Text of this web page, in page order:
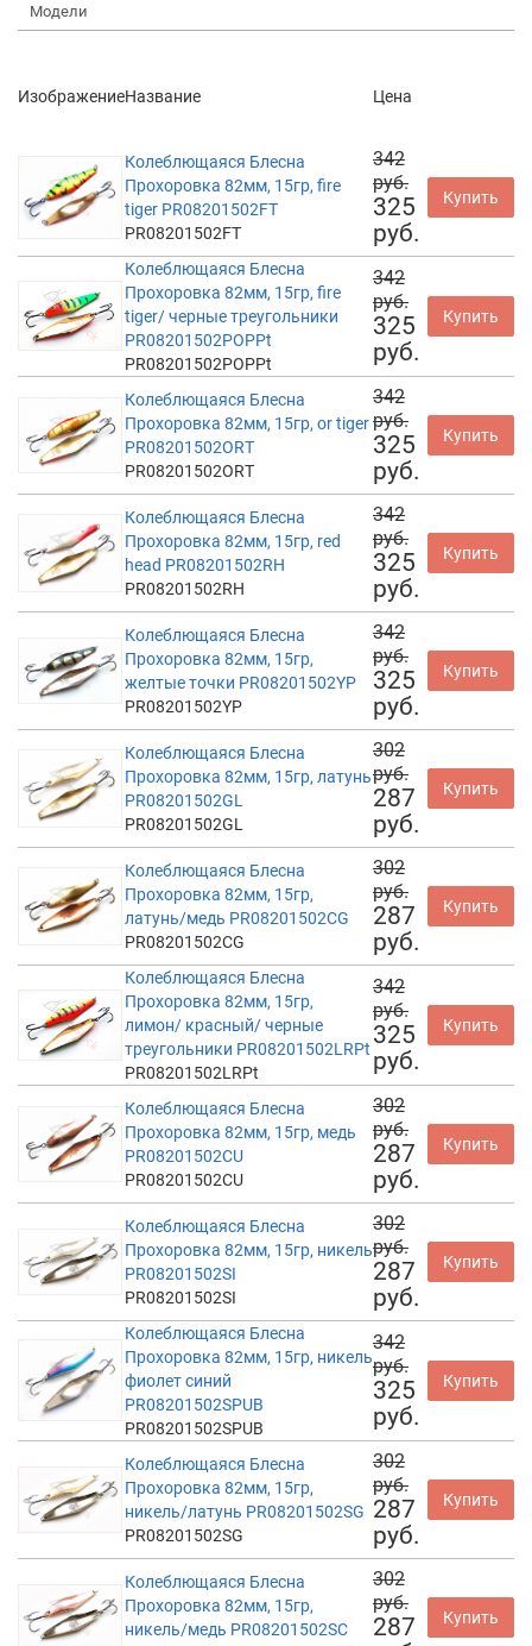
Модели
ИзображениеНазвание Цена
Колеблющаяся Блесна
Прохоровка 82мм, 15гр, fire
tiger PR08201502FT
PR08201502FT
342
руб.
325
руб.
Купить
Колеблющаяся Блесна
Прохоровка 82мм, 15гр, fire
tiger/ черные треугольники
PR08201502POPPt
PR08201502POPPt
342
руб.
325
руб.
Купить
Колеблющаяся Блесна
Прохоровка 82мм, 15гр, or tiger
PR08201502ORT
PR08201502ORT
342
руб.
325
руб.
Купить
Колеблющаяся Блесна
Прохоровка 82мм, 15гр, red
head PR08201502RH
PR08201502RH
342
руб.
325
руб.
Купить
Колеблющаяся Блесна
Прохоровка 82мм, 15гр,
желтые точки PR08201502YP
PR08201502YP
342
руб.
325
руб.
Купить
Колеблющаяся Блесна
Прохоровка 82мм, 15гр, латунь
PR08201502GL
PR08201502GL
302
руб.
287
руб.
Купить
Колеблющаяся Блесна
Прохоровка 82мм, 15гр,
латунь/медь PR08201502CG
PR08201502CG
302
руб.
287
руб.
Купить
Колеблющаяся Блесна
Прохоровка 82мм, 15гр,
лимон/ красный/ черные
треугольники PR08201502LRPt
PR08201502LRPt
342
руб.
325
руб.
Купить
Колеблющаяся Блесна
Прохоровка 82мм, 15гр, медь
PR08201502CU
PR08201502CU
302
руб.
287
руб.
Купить
Колеблющаяся Блесна
Прохоровка 82мм, 15гр, никель
PR08201502SI
PR08201502SI
302
руб.
287
руб.
Купить
Колеблющаяся Блесна
Прохоровка 82мм, 15гр, никель
фиолет синий
PR08201502SPUB
PR08201502SPUB
342
руб.
325
руб.
Купить
Колеблющаяся Блесна
Прохоровка 82мм, 15гр,
никель/латунь PR08201502SG
PR08201502SG
302
руб.
287
руб.
Купить
Колеблющаяся Блесна
Прохоровка 82мм, 15гр,
никель/медь PR08201502SC
302
руб.
287
Купить